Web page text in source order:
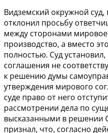
Видземский окружной
отклонил просьбу
между сторонами
производство, а вместо
полностью. Суд
соглашения не
к решению думы
утверждения мирового
суде право от него
рассмотрении дела по
высказанными в решении
признал, что, согласно